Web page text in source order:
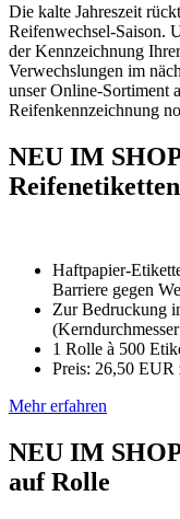
Die kalte Jahreszeit
Reifenwechsel-Saison.
der Kennzeichnung
Verwechslungen im
unser Online-Sortiment
Reifenkennzeichnung
NEU IM
Haftpapier-
Barriere gegen
Zur Bedruckung
1 Rolle à 500
Preis: 26,50
Mehr erfahren
NEU IM
auf Rolle